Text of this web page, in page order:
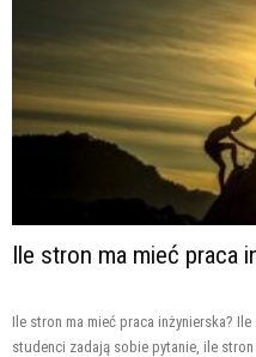
Ile stron ma mieć praca
Ile stron ma mieć praca inżynierska?
studenci zadają sobie pytanie, ile